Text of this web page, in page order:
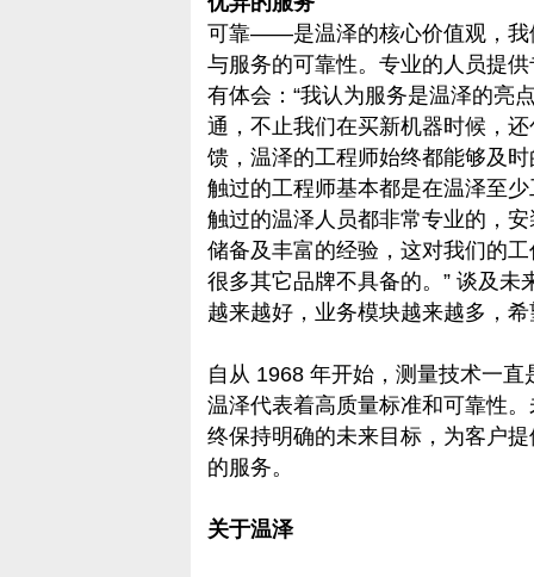
可靠——是温泽的核心价值观，我
与服务的可靠性。专业的人员提
有体会：“我认为服务是温泽的亮
通，不止我们在买新机器时候，
馈，温泽的工程师始终都能够及
触过的工程师基本都是在温泽至
触过的温泽人员都非常专业的，
储备及丰富的经验，这对我们的
很多其它品牌不具备的。” 谈及未
越来越好，业务模块越来越多，
自从 1968 年开始，测量技术一
温泽代表着高质量标准和可靠性
终保持明确的未来目标，为客户
的服务。
关于温泽